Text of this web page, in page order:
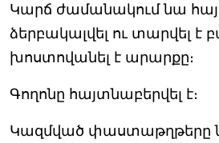
Կարճ ժամանակում նա
ձերբակալվել ու տարվել է
խոստովանել է արարքը։
Գողոնը հայտնաբերվել է։
Կազմված փաստաթղթերը